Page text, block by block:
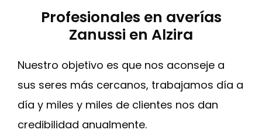
Profesionales en averías
Zanussi en Alzira
Nuestro objetivo es que nos aconseje a
sus seres más cercanos, trabajamos día a
día y miles y miles de clientes nos dan
credibilidad anualmente.